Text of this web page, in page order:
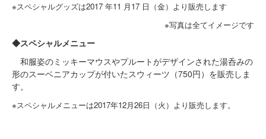
※スペシャルグッズは2017 年11 月17 日（金）より販売します
※写真は全てイメージです
◆スペシャルメニュー
和服姿のミッキーマウスやプルートがデザインされた湯呑みの
形のスーベニアカップが付いたスウィーツ（750円）を販売しま
す。
※スペシャルメニューは2017年12月26日（火）より販売します。